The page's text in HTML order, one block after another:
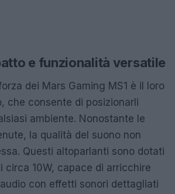
e funzionalità versatile
dei Mars Gaming MS1 è il loro
che consente di posizionarli
ambiente. Nonostante le
la qualità del suono non
Questi altoparlanti sono dotati
circa 10W, capace di arricchire
con effetti sonori dettagliati